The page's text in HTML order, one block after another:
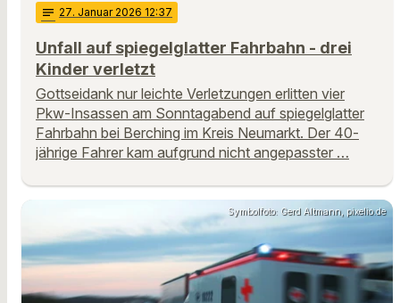
notes 27. Januar 2026 12:37
Unfall auf spiegelglatter Fahrbahn - drei
Kinder verletzt
Gottseidank nur leichte Verletzungen erlitten vier
Pkw-Insassen am Sonntagabend auf spiegelglatter
Fahrbahn bei Berching im Kreis Neumarkt. Der 40-
jährige Fahrer kam aufgrund nicht angepasster …
Symbolfoto: Gerd Altmann, pixelio.de